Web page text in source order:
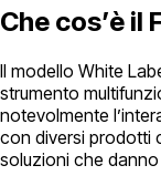
Che cos’è il
Il modello White
strumento
notevolmente
con diversi prodotti
soluzioni che